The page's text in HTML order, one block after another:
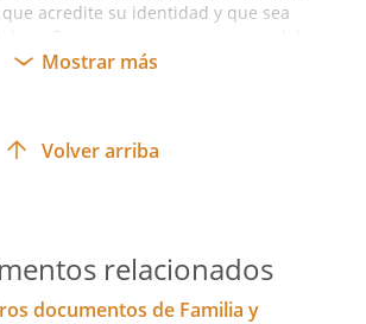
acredite su identidad y que sea
se firma por un representante del
deberá adjuntarse, documento que
con regularidad en Rocket Lawyer,
si pudiera haber algún cambio o
Mostrar más
Volver arriba
relacionados
documentos de Familia y